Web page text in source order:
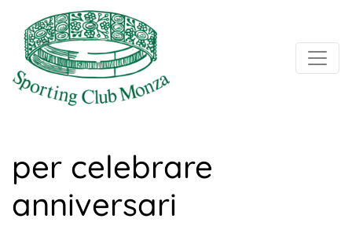
per celebrare
anniversari